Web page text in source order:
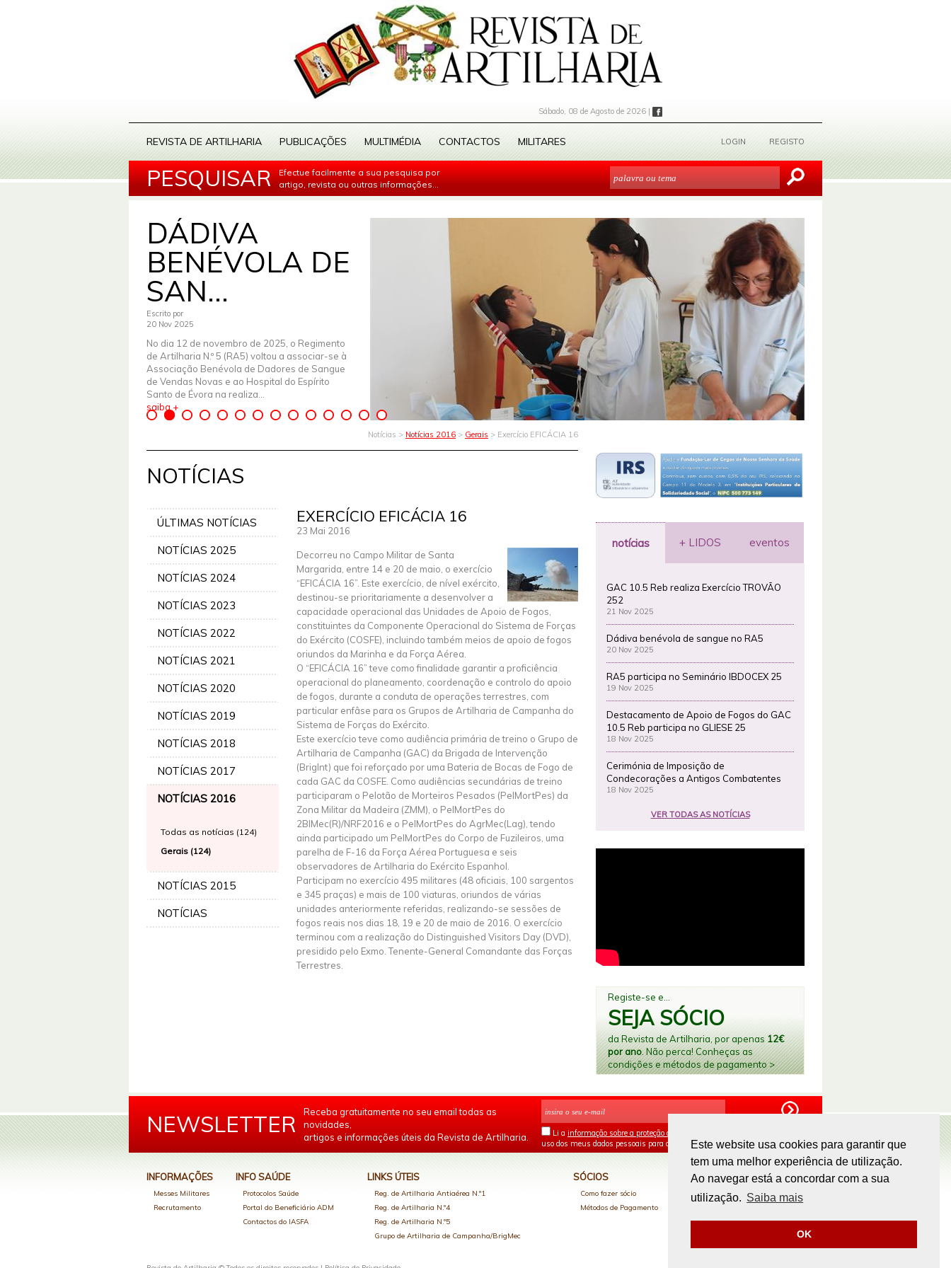
Este website usa cookies para garantir que
tem uma melhor experiência de utilização.
Ao navegar está a concordar com a sua
utilização. Saiba mais
OK
Sábado, 08 de Agosto de 2026 |
REVISTA DE ARTILHARIA PUBLICAÇÕES MULTIMÉDIA CONTACTOS MILITARES LOGIN REGISTO
PESQUISAR
Efectue facilmente a sua pesquisa por
artigo, revista ou outras informações...
DÁDIVA
BENÉVOLA DE
SAN...
Escrito por
20 Nov 2025
No dia 12 de novembro de 2025, o Regimento
de Artilharia N.º 5 (RA5) voltou a associar-se à
Associação Benévola de Dadores de Sangue
de Vendas Novas e ao Hospital do Espírito
Santo de Évora na realiza...
saiba +
Notícias > Notícias 2016 > Gerais > Exercício EFICÁCIA 16
NOTÍCIAS
ÚLTIMAS NOTÍCIAS
NOTÍCIAS 2025
NOTÍCIAS 2024
NOTÍCIAS 2023
NOTÍCIAS 2022
NOTÍCIAS 2021
NOTÍCIAS 2020
NOTÍCIAS 2019
NOTÍCIAS 2018
NOTÍCIAS 2017
NOTÍCIAS 2016
Todas as notícias (124)
Gerais (124)
NOTÍCIAS 2015
NOTÍCIAS
EXERCÍCIO EFICÁCIA 16
23 Mai 2016
Decorreu no Campo Militar de Santa
Margarida, entre 14 e 20 de maio, o exercício
“EFICÁCIA 16”. Este exercício, de nível exército,
destinou-se prioritariamente a desenvolver a
capacidade operacional das Unidades de Apoio de Fogos,
constituintes da Componente Operacional do Sistema de Forças
do Exército (COSFE), incluindo também meios de apoio de fogos
oriundos da Marinha e da Força Aérea.
O “EFICÁCIA 16” teve como finalidade garantir a proficiência
operacional do planeamento, coordenação e controlo do apoio
de fogos, durante a conduta de operações terrestres, com
particular enfâse para os Grupos de Artilharia de Campanha do
Sistema de Forças do Exército.
Este exercício teve como audiência primária de treino o Grupo de
Artilharia de Campanha (GAC) da Brigada de Intervenção
(BrigInt) que foi reforçado por uma Bateria de Bocas de Fogo de
cada GAC da COSFE. Como audiências secundárias de treino
participaram o Pelotão de Morteiros Pesados (PelMortPes) da
Zona Militar da Madeira (ZMM), o PelMortPes do
2BIMec(R)/NRF2016 e o PelMortPes do AgrMec(Lag), tendo
ainda participado um PelMortPes do Corpo de Fuzileiros, uma
parelha de F-16 da Força Aérea Portuguesa e seis
observadores de Artilharia do Exército Espanhol.
Participam no exercício 495 militares (48 oficiais, 100 sargentos
e 345 praças) e mais de 100 viaturas, oriundos de várias
unidades anteriormente referidas, realizando-se sessões de
fogos reais nos dias 18, 19 e 20 de maio de 2016. O exercício
terminou com a realização do Distinguished Visitors Day (DVD),
presidido pelo Exmo. Tenente-General Comandante das Forças
Terrestres.
notícias + LIDOS eventos
GAC 10.5 Reb realiza Exercício TROVÃO
252
21 Nov 2025
Dádiva benévola de sangue no RA5
20 Nov 2025
RA5 participa no Seminário IBDOCEX 25
19 Nov 2025
Destacamento de Apoio de Fogos do GAC
10.5 Reb participa no GLIESE 25
18 Nov 2025
Cerimónia de Imposição de
Condecorações a Antigos Combatentes
18 Nov 2025
VER TODAS AS NOTÍCIAS
Registe-se e...
SEJA SÓCIO
da Revista de Artilharia, por apenas 12€
por ano. Não perca! Conheças as
condições e métodos de pagamento >
NEWSLETTER
Receba gratuitamente no seu email todas as
novidades,
artigos e informações úteis da Revista de Artilharia.
Li a informação sobre a proteção de dados
uso dos meus dados pessoais para os fins mencionados.
INFORMAÇÕES
Messes Militares
Recrutamento
INFO SAÚDE
Protocolos Saúde
Portal do Beneficiário ADM
Contactos do IASFA
LINKS ÚTEIS
Reg. de Artilharia Antiaérea N.º1
Reg. de Artilharia N.º4
Reg. de Artilharia N.º5
Grupo de Artilharia de Campanha/BrigMec
SÓCIOS
Como fazer sócio
Métodos de Pagamento
PAGAMENTOS ONLINE